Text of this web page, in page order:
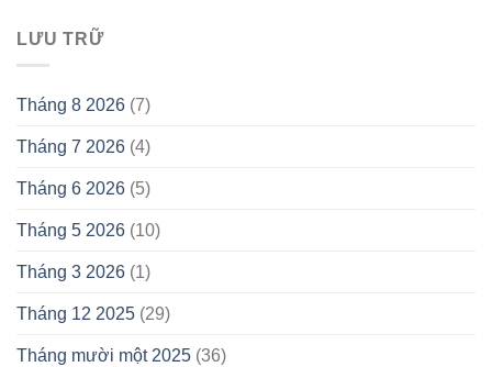
LƯU TRỮ
Tháng 8 2026 (7)
Tháng 7 2026 (4)
Tháng 6 2026 (5)
Tháng 5 2026 (10)
Tháng 3 2026 (1)
Tháng 12 2025 (29)
Tháng mười một 2025 (36)